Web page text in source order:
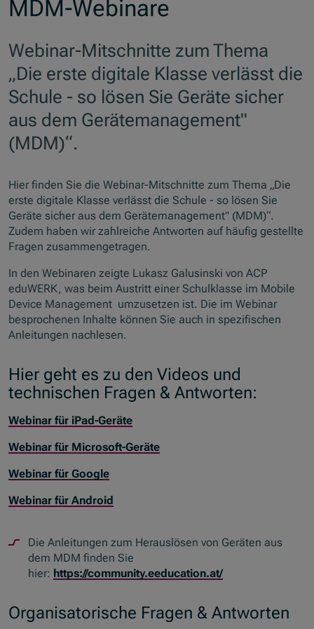
MDM-Webinare
Webinar-Mitschnitte zum Thema
„Die erste digitale Klasse verlässt die
Schule - so lösen Sie Geräte sicher
aus dem Gerätemanagement"
(MDM)“.
Hier finden Sie die Webinar-Mitschnitte zum Thema „Die
erste digitale Klasse verlässt die Schule - so lösen Sie
Geräte sicher aus dem Gerätemanagement" (MDM)“.
Zudem haben wir zahlreiche Antworten auf häufig gestellte
Fragen zusammengetragen.
In den Webinaren zeigte Lukasz Galusinski von ACP
eduWERK, was beim Austritt einer Schulklasse im Mobile
Device Management umzusetzen ist. Die im Webinar
besprochenen Inhalte können Sie auch in spezifischen
Anleitungen nachlesen.
Hier geht es zu den Videos und
technischen Fragen & Antworten:
Webinar für iPad-Geräte
Webinar für Microsoft-Geräte
Webinar für Google
​​​​​​​Webinar für Android
Die Anleitungen zum Herauslösen von Geräten aus
dem MDM finden Sie
hier: https://community.eeducation.at/
Organisatorische Fragen & Antworten